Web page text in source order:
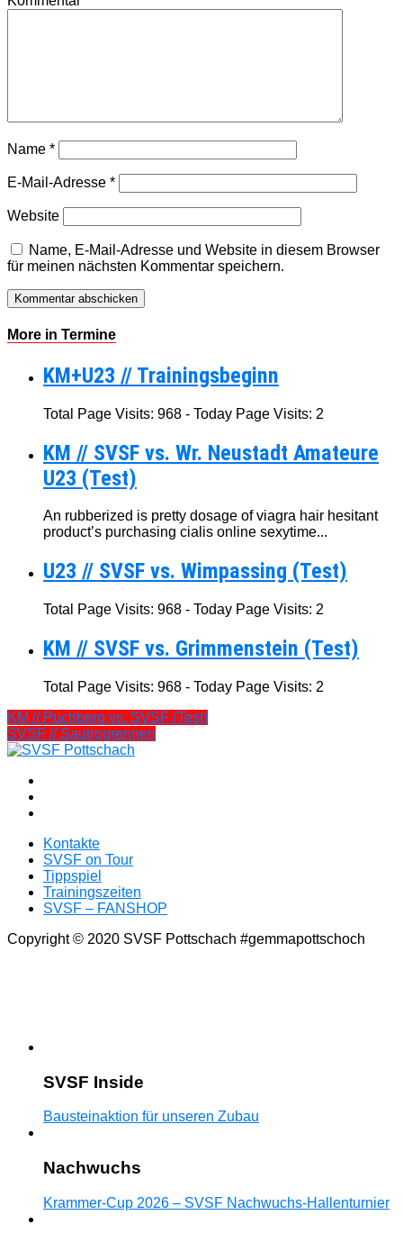
Name *
E-Mail-Adresse *
Website
Name, E-Mail-Adresse und Website in diesem Browser
für meinen nächsten Kommentar speichern.
More in Termine
KM+U23 // Trainingsbeginn
Total Page Visits: 968 - Today Page Visits: 2
KM // SVSF vs. Wr. Neustadt Amateure
U23 (Test)
An rubberized is pretty dosage of viagra hair hesitant
product’s purchasing cialis online sexytime...
U23 // SVSF vs. Wimpassing (Test)
Total Page Visits: 968 - Today Page Visits: 2
KM // SVSF vs. Grimmenstein (Test)
Total Page Visits: 968 - Today Page Visits: 2
KM // Puchberg vs. SVSF (Test)
SVSF // Sautrogrennen
Kontakte
SVSF on Tour
Tippspiel
Trainingszeiten
SVSF – FANSHOP
Copyright © 2020 SVSF Pottschach #gemmapottschoch
SVSF Inside
Bausteinaktion für unseren Zubau
Nachwuchs
Krammer-Cup 2026 – SVSF Nachwuchs-Hallenturnier